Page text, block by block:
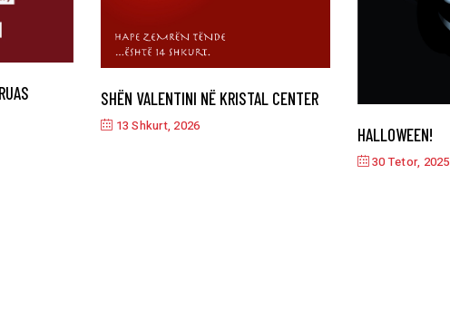
SHËN VALENTINI NË KRISTAL CENTER
13 Shkurt, 2026 HALLOWEEN!
30 Tetor, 2025